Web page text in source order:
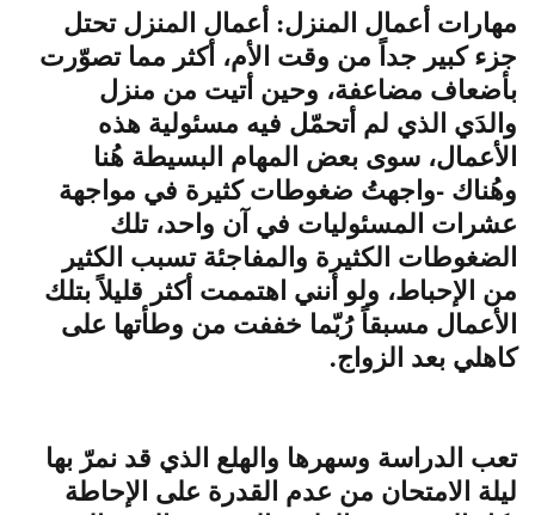
مهارات أعمال المنزل: أعمال المنزل تحتل
جزء كبير جداً من وقت الأم، أكثر مما تصوّرت
بأضعاف مضاعفة، وحين أتيت من منزل
والدَي الذي لم أتحمّل فيه مسئولية هذه
الأعمال، سوى بعض المهام البسيطة هُنا
وهُناك -واجهتُ ضغوطات كثيرة في مواجهة
عشرات المسئوليات في آن واحد، تلك
الضغوطات الكثيرة والمفاجئة تسبب الكثير
من الإحباط، ولو أنني اهتممت أكثر قليلاً بتلك
الأعمال مسبقاً رُبّما خففت من وطأتها على
كاهلي بعد الزواج.
تعب الدراسة وسهرها والهلع الذي قد نمرّ بها
ليلة الامتحان من عدم القدرة على الإحاطة